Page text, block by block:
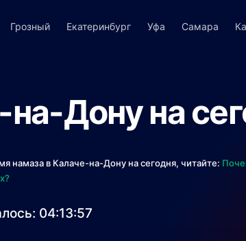
Грозный Екатеринбург Уфа Самара
Дону на
намаза в Калаче-на-Дону на сегодня, читайте:
04:13:57